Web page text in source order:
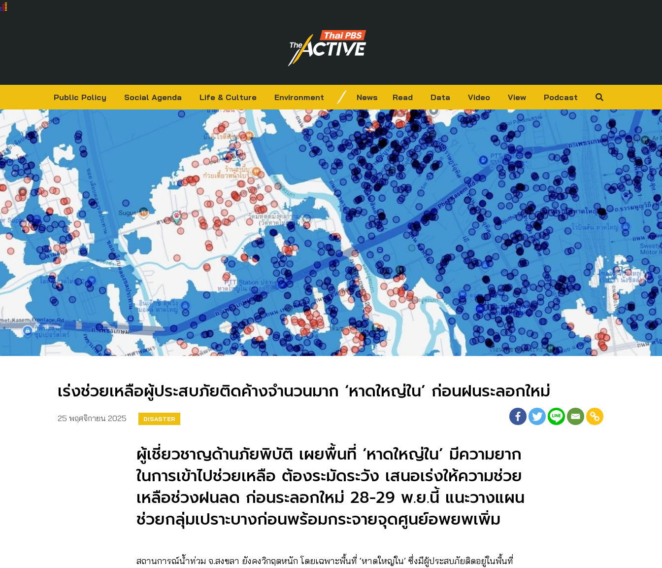
Public Policy Social Agenda Life & Culture Environment News Read Data Video View Podcast
เร่งช่วยเหลือผู้ประสบภัยติดค้างจำนวนมาก ‘หาดใหญ่ใน’ ก่อนฝนระลอกใหม่
25 พฤศจิกายน 2025 DISASTER
ผู้เชี่ยวชาญด้านภัยพิบัติ เผยพื้นที่ ‘หาดใหญ่ใน’ มีความยาก
ในการเข้าไปช่วยเหลือ ต้องระมัดระวัง เสนอเร่งให้ความช่วย
เหลือช่วงฝนลด ก่อนระลอกใหม่ 28-29 พ.ย.นี้ แนะวางแผน
ช่วยกลุ่มเปราะบางก่อนพร้อมกระจายจุดศูนย์อพยพเพิ่ม
สถานการณ์น้ำท่วม จ.สงขลา ยังคงวิกฤตหนัก โดยเฉพาะพื้นที่ ‘หาดใหญ่ใน’ ซึ่งมีผู้ประสบภัยติดอยู่ในพื้นที่